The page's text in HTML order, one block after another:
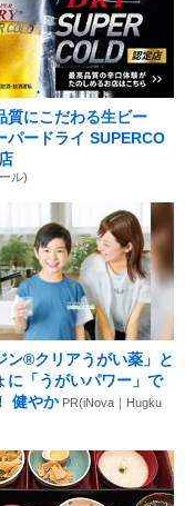
質にこだわる生ビー
パードライ SUPERCO
ル)
ン®クリアうがい薬」と
に「うがいパワー」で
健やか PR(iNova｜Hugku